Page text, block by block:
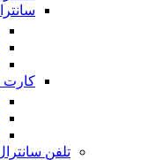
کارت
تلفن سانترال